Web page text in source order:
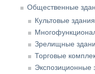
Общественные
Культовые
Зрелищные
Торговые
Экспозиционные